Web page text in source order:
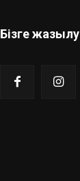
Бізге жазылу